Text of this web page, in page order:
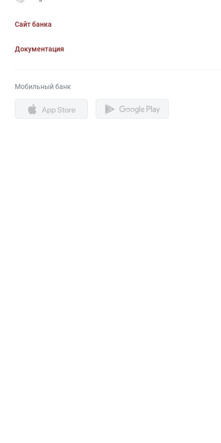
Сайт банка
Документация
Мобильный банк